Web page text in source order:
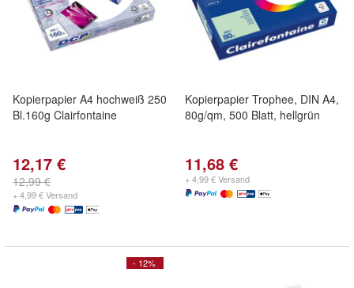
Kopierpapier A4 hochweiß 250
Bl.160g Clairfontaine
12,17 €
12,99 €
+ 4,99 € Versand
Kopierpapier Trophee, DIN A4,
80g/qm, 500 Blatt, hellgrün
11,68 €
+ 4,99 € Versand
- 12%